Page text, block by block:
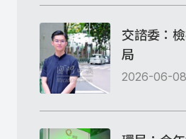
交諮委：
局
2026-06-08